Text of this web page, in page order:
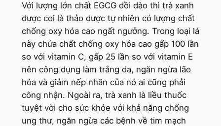
Với lượng lớn chất EGCG dồi dào thì trà xanh
được coi là thảo dược tự nhiên có lượng chất
chống oxy hóa cao ngất ngưởng. Trong loại lá
này chứa chất chống oxy hóa cao gấp 100 lần
so với vitamin C, gấp 25 lần so với vitamin E
nên công dụng làm trắng da, ngăn ngừa lão
hóa và giảm nếp nhăn của nó ai cũng phải
công nhận. Ngoài ra, trà xanh là liều thuốc
tuyệt vời cho sức khỏe với khả năng chống
ung thư, ngăn ngừa các bệnh về tim mạch